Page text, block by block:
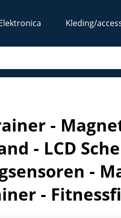
Kleding/
- LCD Scherm -
-
- LCD
-
-